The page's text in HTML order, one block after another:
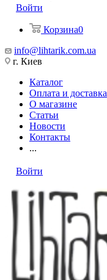
Войти
Корзина0
info@lihtarik.com.ua
г. Киев
Каталог
Оплата и доставка
О магазине
Статьи
Новости
Контакты
...
Войти